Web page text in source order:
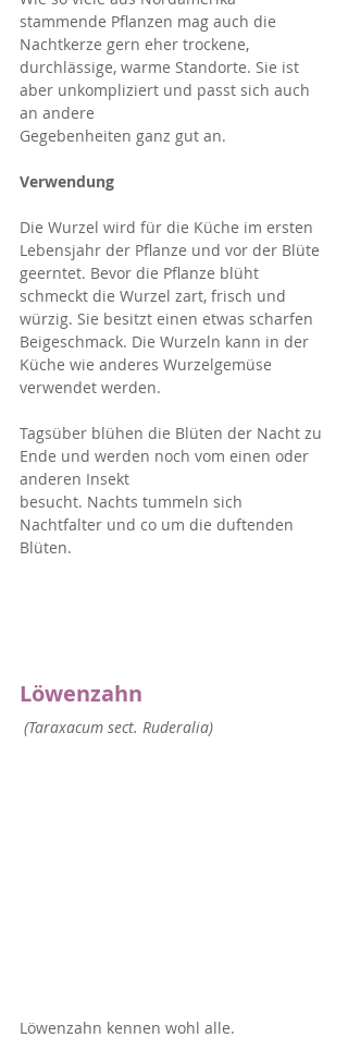
stammende Pflanzen mag auch die
Nachtkerze gern eher trockene,
durchlässige, warme Standorte. Sie ist
aber unkompliziert und passt sich auch
an andere
Gegebenheiten ganz gut an.
Verwendung
Die Wurzel wird für die Küche im ersten
Lebensjahr der Pflanze und vor der Blüte
geerntet. Bevor die Pflanze blüht
schmeckt die Wurzel zart, frisch und
würzig. Sie besitzt einen etwas scharfen
Beigeschmack. Die Wurzeln kann in der
Küche wie anderes Wurzelgemüse
verwendet werden.
Tagsüber blühen die Blüten der Nacht zu
Ende und werden noch vom einen oder
anderen Insekt
besucht. Nachts tummeln sich
Nachtfalter und co um die duftenden
Blüten.
Löwenzahn
(Taraxacum sect. Ruderalia)
Löwenzahn kennen wohl alle.